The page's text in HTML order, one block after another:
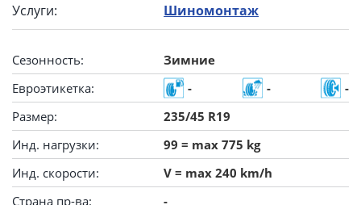
Услуги: Шиномонтаж
Сезонность:
Зимние
Евроэтикетка:
- -
-
Размер:
235/45 R19
Инд. нагрузки:
99 = max 775 kg
Инд. скорости:
V = max 240 km/h
Страна пр-ва:
-